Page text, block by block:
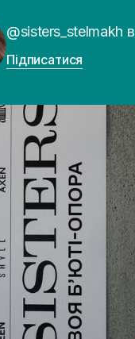
@sisters_stelmakh
Підписатися